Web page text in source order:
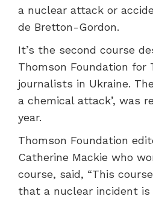
a nuclear attack or
de Bretton-Gordon.
It’s the second course
Thomson Foundation for
journalists in Ukraine.
a chemical attack’, was
year.
Thomson Foundation
Catherine Mackie who
course, said, “This
that a nuclear incident is